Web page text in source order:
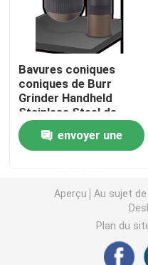
broyeur de café
Broyeur de café
Broyeur de café de
Broyeur de café
Broyeur de café de
Bavures coniques
coniques de Burr
Grinder Handheld
Stainless Steel de
manuel portatif
envoyer une
Aperçu Au sujet
Plan du